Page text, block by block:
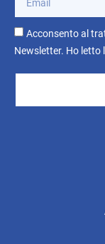
Acconsento al
Newsletter. Ho letto